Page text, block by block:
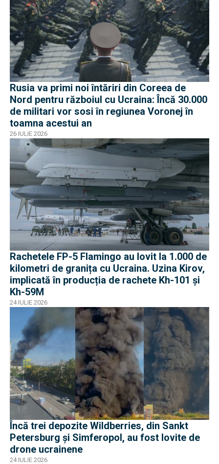
Rusia va primi noi întăriri din Coreea de
Nord pentru războiul cu Ucraina: Încă 30.000
de militari vor sosi în regiunea Voronej în
toamna acestui an
26 IULIE 2026
Rachetele FP-5 Flamingo au lovit la 1.000 de
kilometri de granița cu Ucraina. Uzina Kirov,
implicată în producția de rachete Kh-101 și
Kh-59M
24 IULIE 2026
Încă trei depozite Wildberries, din Sankt
Petersburg și Simferopol, au fost lovite de
drone ucrainene
24 IULIE 2026